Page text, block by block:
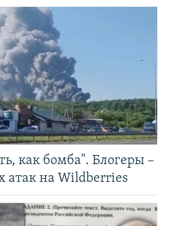
как бомба". Блогеры –
атак на Wildberries